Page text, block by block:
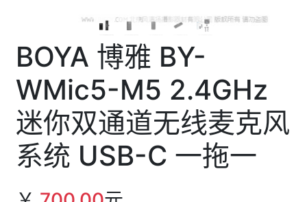
BOYA 博雅 BY-
WMic5-M5 2.4GHz
迷你双通道无线麦克风
系统 USB-C 一拖一